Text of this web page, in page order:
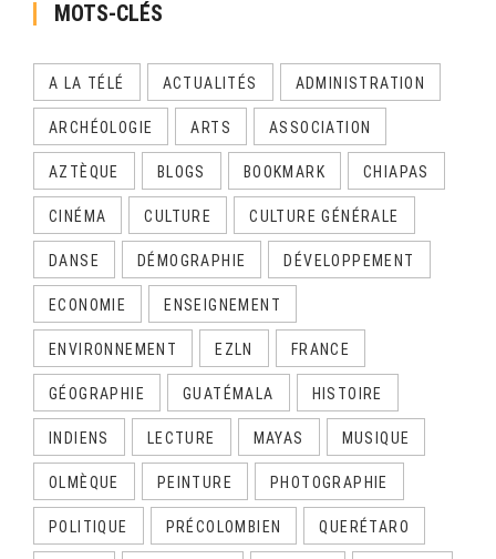
MOTS-CLÉS
A LA TÉLÉ ACTUALITÉS ADMINISTRATION
ARCHÉOLOGIE ARTS ASSOCIATION
AZTÈQUE BLOGS BOOKMARK CHIAPAS
CINÉMA CULTURE CULTURE GÉNÉRALE
DANSE DÉMOGRAPHIE DÉVELOPPEMENT
ECONOMIE ENSEIGNEMENT
ENVIRONNEMENT EZLN FRANCE
GÉOGRAPHIE GUATÉMALA HISTOIRE
INDIENS LECTURE MAYAS MUSIQUE
OLMÈQUE PEINTURE PHOTOGRAPHIE
POLITIQUE PRÉCOLOMBIEN QUERÉTARO